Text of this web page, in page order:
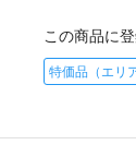
この商品に
特価品（エリ